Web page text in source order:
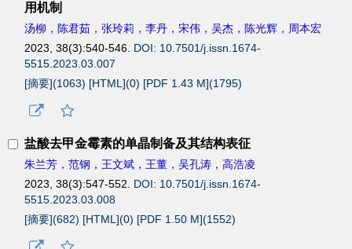
用机制
汤柳，陈君茹，张玲莉，李丹，宋伟，吴杰，陈光辉，周本宏
2023, 38(3):540-546. DOI: 10.7501/j.issn.1674-
5515.2023.03.007
[摘要](1063) [HTML](0) [PDF 1.43 M](1795)
盐酸去甲金霉素的单晶制备及其结构表征
朱兰芳，范钢，王文斌，王董，吴孔涛，高浩凌
2023, 38(3):547-552. DOI: 10.7501/j.issn.1674-
5515.2023.03.008
[摘要](682) [HTML](0) [PDF 1.50 M](1552)